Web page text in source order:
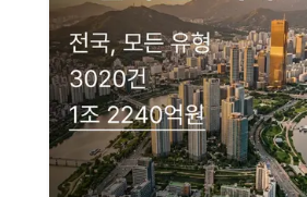
네이버 지도 연결
현재 네이버 지도 연결이 원활하지 않아 지
이용에 불편을 드려 죄송합
다시 시도